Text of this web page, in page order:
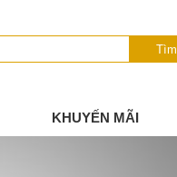
Tìm
KHUYẾN MÃI